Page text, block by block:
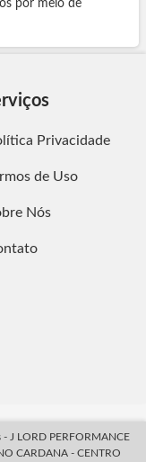
por meio de
Privacidade
de Uso
Nós
J LORD PERFORMANCE
CARDANA - CENTRO